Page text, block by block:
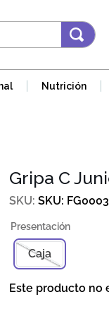
Nutrición
Gripa C
SKU:
Caja
Este producto no